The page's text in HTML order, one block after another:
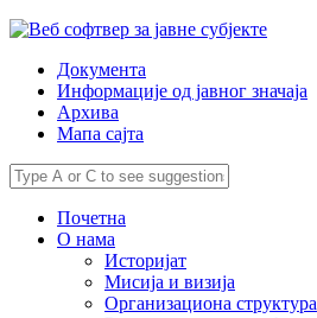
Документа
Информације од јавног значаја
Архива
Мапа сајта
Почетна
О нама
Историјат
Мисија и визија
Организациона структура